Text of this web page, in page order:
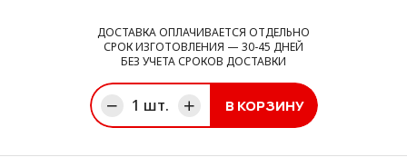
ДОСТАВКА ОПЛАЧИВАЕТСЯ ОТДЕЛЬНО
СРОК ИЗГОТОВЛЕНИЯ — 30-45 ДНЕЙ
БЕЗ УЧЕТА СРОКОВ ДОСТАВКИ
1 шт. В КОРЗИНУ